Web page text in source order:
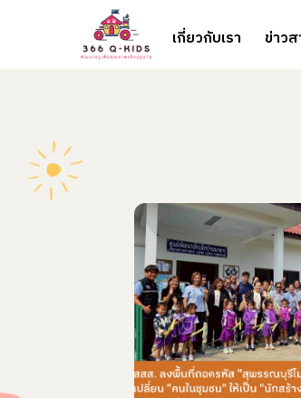
เกี่ยวกับเรา
ข่าว